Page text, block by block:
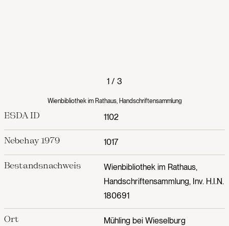
1 / 3
Wienbibliothek im Rathaus, Handschriftensammlung
ESDA ID 1102
Nebehay 1979 1017
Bestandsnachweis
Wienbibliothek im Rathaus,
Handschriftensammlung, Inv. H.I.N.
180691
Ort Mühling bei Wieselburg